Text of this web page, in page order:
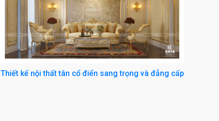
Thiết kế nội thất tân cổ điển sang trọng và đẳng cấp